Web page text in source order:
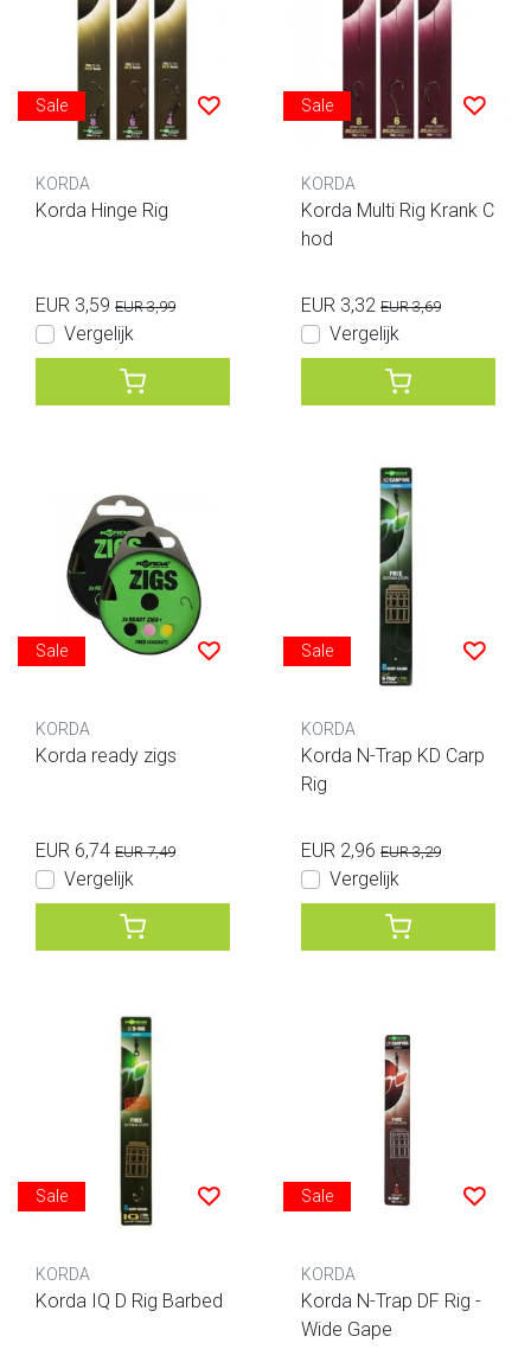
Sale
KORDA
Korda Hinge Rig
EUR 3,59 EUR 3,99
Vergelijk
Sale
KORDA
Korda Multi Rig Krank C
hod
EUR 3,32 EUR 3,69
Vergelijk
Sale
KORDA
Korda ready zigs
EUR 6,74 EUR 7,49
Vergelijk
Sale
KORDA
Korda N-Trap KD Carp
Rig
EUR 2,96 EUR 3,29
Vergelijk
Sale
KORDA
Korda IQ D Rig Barbed
Sale
KORDA
Korda N-Trap DF Rig -
Wide Gape